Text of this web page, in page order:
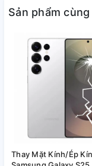
Sản phẩm
Thay Mặt Kính/Ép